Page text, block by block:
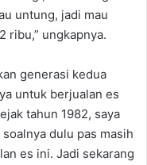
untung, jadi mau
ribu,” ungkapnya.
generasi kedua
untuk berjualan es
tahun 1982, saya
dulu pas masih
es ini. Jadi sekarang